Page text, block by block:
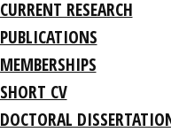
CURRENT RESEARCH
PUBLICATIONS
MEMBERSHIPS
SHORT CV
DOCTORAL